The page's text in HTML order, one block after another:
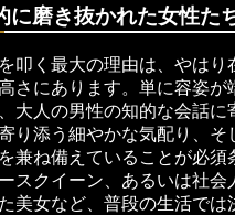
に磨き抜かれた女性た
叩く最大の理由は、やはり
さにあります。単に容姿が
大人の男性の知的な会話に
り添う細やかな気配り、そ
兼ね備えていることが必須
スクイーン、あるいは社会
美女など、普段の生活では